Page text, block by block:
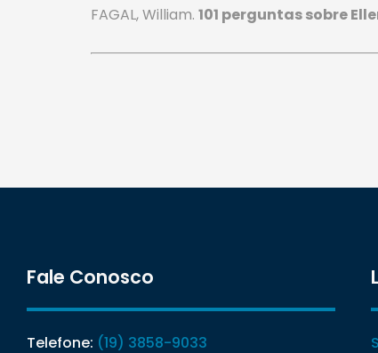
FAGAL, William. 101 perguntas sobre
Fale Conosco
Telefone: (19) 3858-9033